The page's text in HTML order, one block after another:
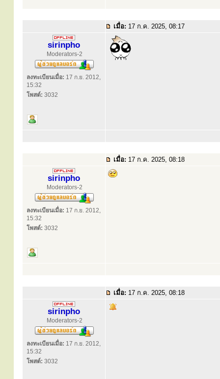
เมื่อ: 17 ก.ค. 2025, 08:17
sirinpho
Moderators-2
ลงทะเบียนเมื่อ: 17 ก.ย. 2012,
15:32
โพสต์: 3032
เมื่อ: 17 ก.ค. 2025, 08:18
sirinpho
Moderators-2
ลงทะเบียนเมื่อ: 17 ก.ย. 2012,
15:32
โพสต์: 3032
เมื่อ: 17 ก.ค. 2025, 08:18
sirinpho
Moderators-2
ลงทะเบียนเมื่อ: 17 ก.ย. 2012,
15:32
โพสต์: 3032